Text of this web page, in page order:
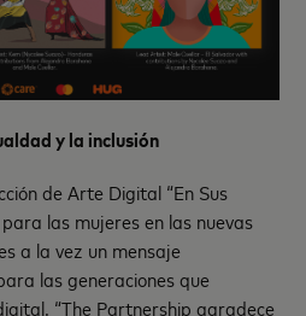
y la inclusión
de Arte Digital “En Sus
las mujeres en las nuevas
a la vez un mensaje
las generaciones que
“The Partnership agradece